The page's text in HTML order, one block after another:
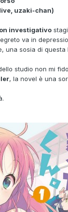
uzaki-chan)
investigativo
va in
una sosia di questa
studio non mi
, la novel è una